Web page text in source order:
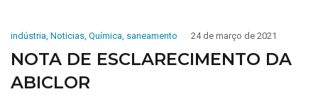
indústria, Noticias, Química, saneamento 24 de março de 2021
NOTA DE ESCLARECIMENTO DA
ABICLOR